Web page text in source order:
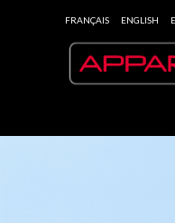
FRANÇAIS ENGLISH